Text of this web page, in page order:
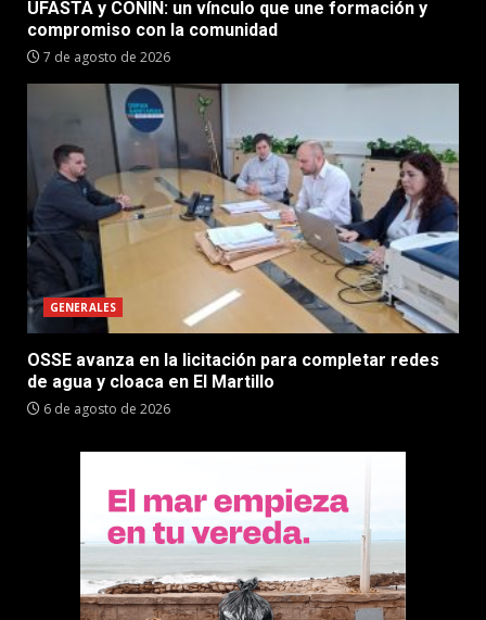
UFASTA y CONIN: un vínculo que une formación y
compromiso con la comunidad
7 de agosto de 2026
GENERALES
OSSE avanza en la licitación para completar redes
de agua y cloaca en El Martillo
6 de agosto de 2026